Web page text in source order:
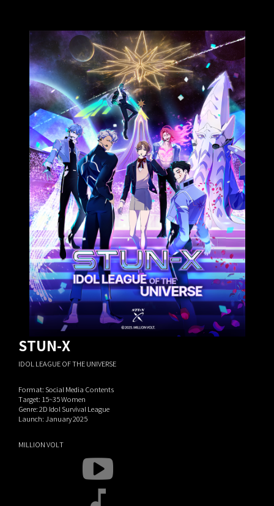
STUN-X
IDOL LEAGUE OF THE UNIVERSE
Format: Social Media Contents
Target: 15~35 Women
Genre: 2D Idol Survival League
Launch: January 2025
MILLION VOLT